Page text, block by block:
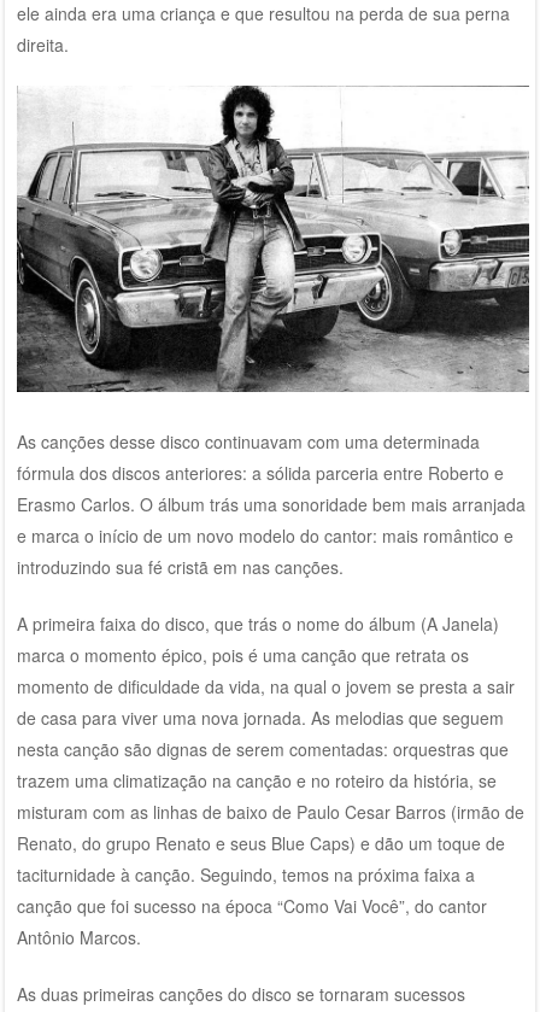
ele ainda era uma criança e que resultou na perda de sua perna
direita.
As canções desse disco continuavam com uma determinada
fórmula dos discos anteriores: a sólida parceria entre Roberto e
Erasmo Carlos. O álbum trás uma sonoridade bem mais arranjada
e marca o início de um novo modelo do cantor: mais romântico e
introduzindo sua fé cristã em nas canções.
A primeira faixa do disco, que trás o nome do álbum (A Janela)
marca o momento épico, pois é uma canção que retrata os
momento de dificuldade da vida, na qual o jovem se presta a sair
de casa para viver uma nova jornada. As melodias que seguem
nesta canção são dignas de serem comentadas: orquestras que
trazem uma climatização na canção e no roteiro da história, se
misturam com as linhas de baixo de Paulo Cesar Barros (irmão de
Renato, do grupo Renato e seus Blue Caps) e dão um toque de
taciturnidade à canção. Seguindo, temos na próxima faixa a
canção que foi sucesso na época “Como Vai Você”, do cantor
Antônio Marcos.
As duas primeiras canções do disco se tornaram sucessos